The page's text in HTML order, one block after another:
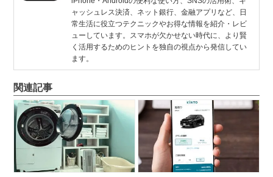
ャッシュレス決済、ネット銀行、金融アプリなど、日
常生活に役立つテクニックやお得な情報を紹介・レビ
ューしています。スマホが欠かせない時代に、より賢
く活用するためのヒントを独自の視点から発信してい
ます。
関連記事